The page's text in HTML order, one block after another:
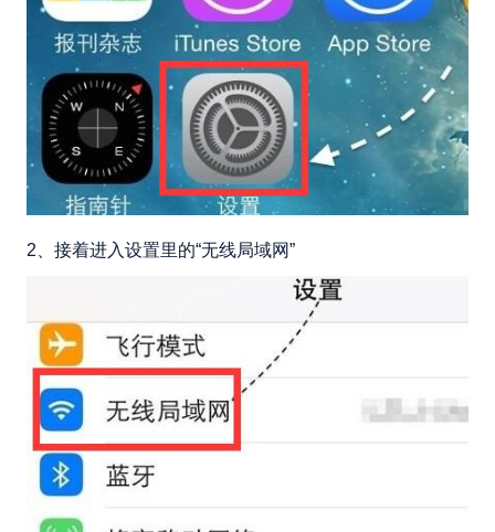
2、接着进入设置里的“无线局域网”